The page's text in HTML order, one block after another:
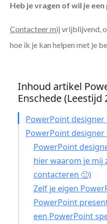
Heb je vragen of wil je
Contacteer mij vrijblijvend,
hoe ik je kan helpen met je
Inhoud artikel
Enschede (Leestijd
PowerPoint designer
PowerPoint designer
PowerPoint
hier waarom je mij
contacteren 🙂)
Zelf je eigen
PowerPoint
een PowerPoint